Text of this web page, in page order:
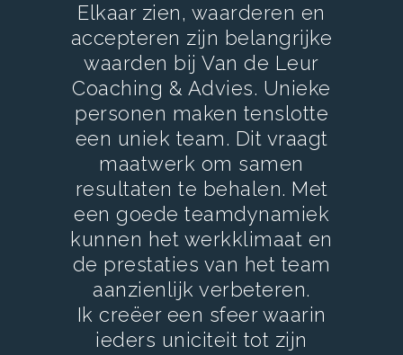
Elkaar zien, waarderen en
accepteren zijn belangrijke
waarden bij Van de Leur
Coaching & Advies. Unieke
personen maken tenslotte
een uniek team. Dit vraagt
maatwerk om samen
resultaten te behalen. Met
een goede teamdynamiek
kunnen het werkklimaat en
de prestaties van het team
aanzienlijk verbeteren.
Ik creëer een sfeer waarin
ieders uniciteit tot zijn